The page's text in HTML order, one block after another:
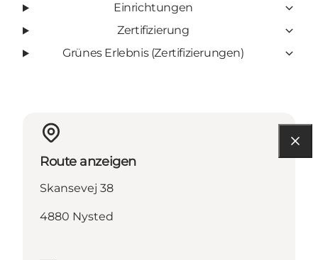
Einrichtungen
Zertifizierung
Grünes Erlebnis (Zertifizierungen)
Route anzeigen
Skansevej 38
4880 Nysted